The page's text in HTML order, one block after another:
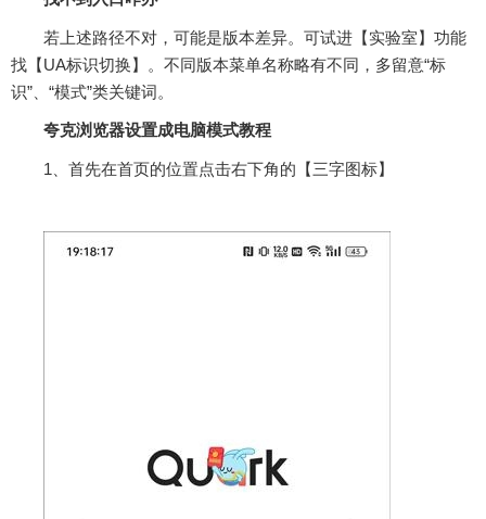
若上述路径不对，可能是版本差异。可试进【实验室】功能
找【UA标识切换】。不同版本菜单名称略有不同，多留意“标
识”、“模式”类关键词。‌‌
夸克浏览器设置成电脑模式教程
1、首先在首页的位置点击右下角的【三字图标】